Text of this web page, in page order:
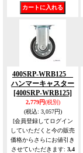
400SRP-WRB125
ハンマーキャスター
[400SRP-WRB125]
2,779円(税別)
(税込: 3,057円)
[会員登録してログイン
していただくと今の販売
価格からさらにお値引き
させていただきます: 3,4